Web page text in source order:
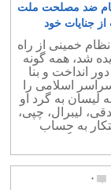
ضد مصلحت ملت
جنایات خود
خمینی از راه
شد، همه گونه
انداخت و بنا
اسلامی را
لیسان به گرد او
لیبرال، چپی،
به حساب
اعدام گشتند.
۰